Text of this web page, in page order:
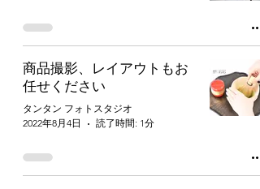
商品撮影、レイアウトもお
任せください
タンタン フォトスタジオ
2022年8月4日
読了時間: 1分